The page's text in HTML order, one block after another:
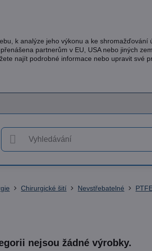
Chirurgické šití Nevstřebatelné
k analýze jeho výkonu a ke
partnerům v EU, USA nebo jiných
najít podrobné informace nebo upravit své